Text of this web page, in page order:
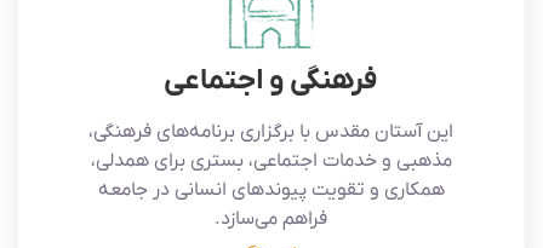
فرهنگی و اجتماعی
این آستان مقدس با برگزاری برنامه‌های فرهنگی،
مذهبی و خدمات اجتماعی، بستری برای همدلی،
همکاری و تقویت پیوندهای انسانی در جامعه
فراهم می‌سازد.